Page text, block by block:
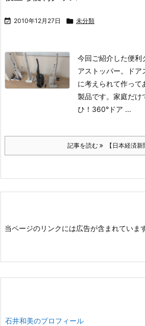
 2010年12月27日  未分類
今回ご紹介した便利
アストッパー。
ド
に考えられて作っ
製品です。 家庭だけ
ひ！ 360°ドア ...
記事を読む 【日本経済新
当ページのリンクには広告が含まれていま
石井和美のプロフィール